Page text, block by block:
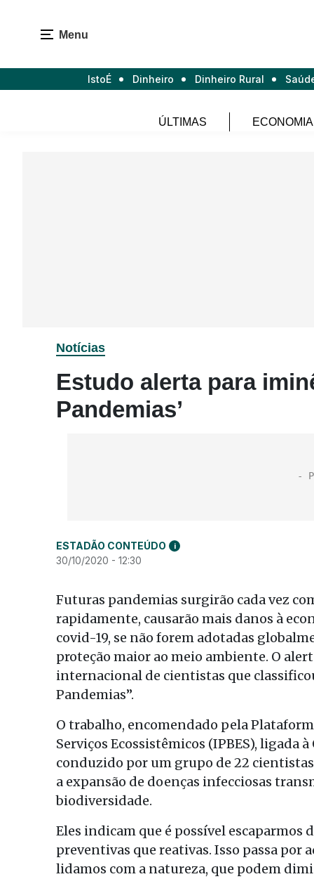
Menu
IstoÉ Dinheiro Dinheiro Rural
ÚLTIMAS ECONOMIA
Notícias
Estudo alerta para
Pandemias’
ESTADÃO CONTEÚDO i
30/10/2020 - 12:30
Futuras pandemias surgirão cada vez
rapidamente, causarão mais danos à
covid-19, se não forem adotadas
proteção maior ao meio ambiente. O
internacional de cientistas que
Pandemias”.
O trabalho, encomendado pela
Serviços Ecossistêmicos (IPBES), ligada
conduzido por um grupo de 22
a expansão de doenças infecciosas
biodiversidade.
Eles indicam que é possível escaparmos
preventivas que reativas. Isso passa por
lidamos com a natureza, que podem